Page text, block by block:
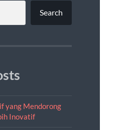
Search
yang Mendorong
Inovatif